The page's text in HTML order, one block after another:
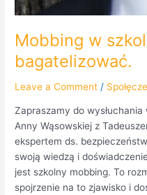
Mobbing w
bagatelizować.
Leave a Comment /
Zapraszamy do
Anny Wąsowskiej z
ekspertem ds.
swoją wiedzą i
jest szkolny mobbing. To
spojrzenie na to zjawisko i